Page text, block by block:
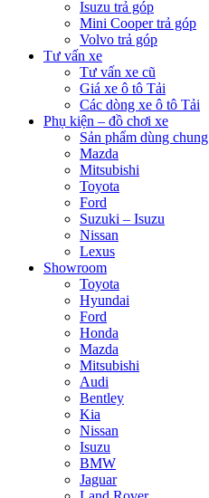
Isuzu trả góp
Mini Cooper trả góp
Volvo trả góp
Tư vấn xe
Tư vấn xe cũ
Giá xe ô tô Tải
Các dòng xe ô tô Tải
Phụ kiện – đồ chơi xe
Sản phẩm dùng chung
Mazda
Mitsubishi
Toyota
Ford
Suzuki – Isuzu
Nissan
Lexus
Showroom
Toyota
Hyundai
Ford
Honda
Mazda
Mitsubishi
Audi
Bentley
Kia
Nissan
Isuzu
BMW
Jaguar